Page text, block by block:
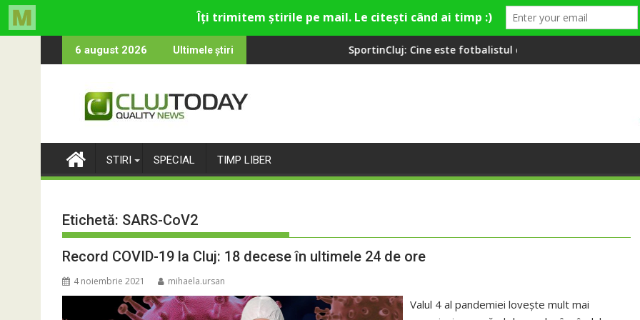
to
6 august 2026 Ultimele știri
cultural și de divertisment din Cluj-Napoca
devine o întrebare SportinCluj: Cine este fotbalistul cu două diplome care a învățat româna la 2
Compania de Apă
STIRI SPECIAL TIMP LIBER
Etichetă: SARS-CoV2
Record COVID-19 la Cluj: 18 decese în ultimele 24 de ore
4 noiembrie 2021 mihaela.ursan
Valul 4 al pandemiei lovește mult mai